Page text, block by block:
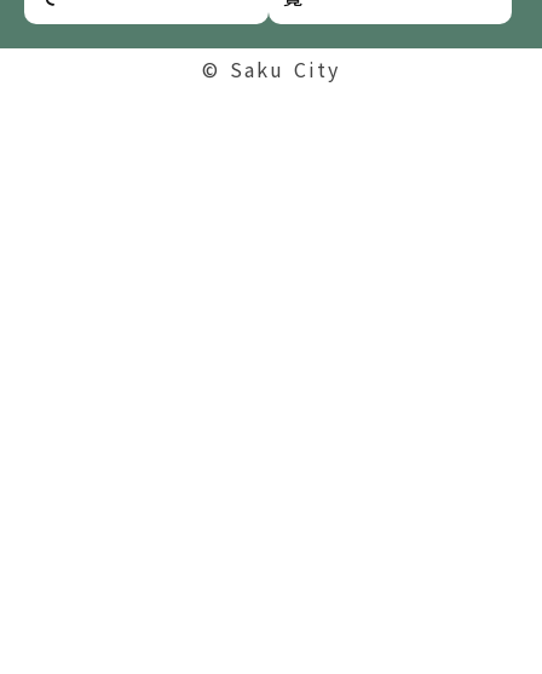
© Saku City